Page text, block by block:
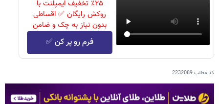
٪۲۵ تخفیف ایمپلنت با
روکش رایگان ✅ اقساطی
بدون نیاز به چک و ضامن
فرم رو پر کن ✅
کد مطلب2232089